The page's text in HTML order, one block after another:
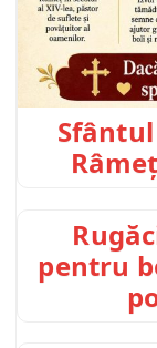
pentru